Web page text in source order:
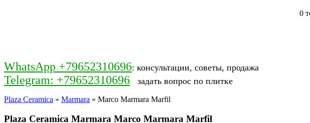
0
WhatsApp +79652310696: консультации, советы, продажа
Telegram: +79652310696 задать вопрос по плитке
Plaza Ceramica » Marmara » Marco Marmara Marfil
Plaza Ceramica Marmara Marco Marmara Marfil